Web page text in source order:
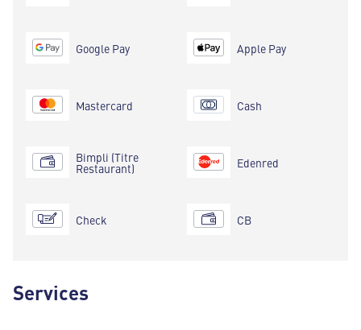
Google Pay
Mastercard
Bimpli (Titre
Restaurant)
Check
Apple Pay
Cash
Edenred
CB
Services